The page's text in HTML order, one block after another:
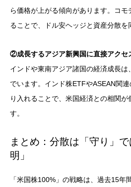
ら価格が上がる傾向があります。コ
ることで、ドル安ヘッジと資産分散を
②成長するアジア新興国に直接アクセ
インドや東南アジア諸国の経済成長
でいます。インド株ETFやASEAN関
り入れることで、米国経済との相関
す。
まとめ：分散は「守り」
明」
「米国株100%」の戦略は、過去15年